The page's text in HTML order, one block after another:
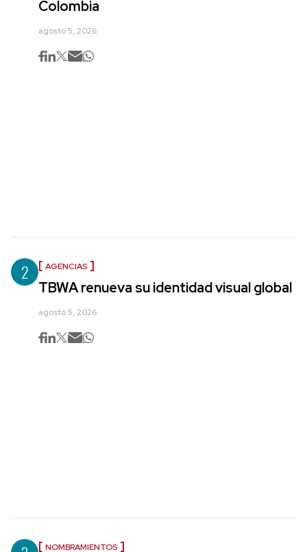
Colombia
agosto 5, 2026
2 AGENCIAS
TBWA renueva su identidad visual global
agosto 5, 2026
NOMBRAMIENTOS